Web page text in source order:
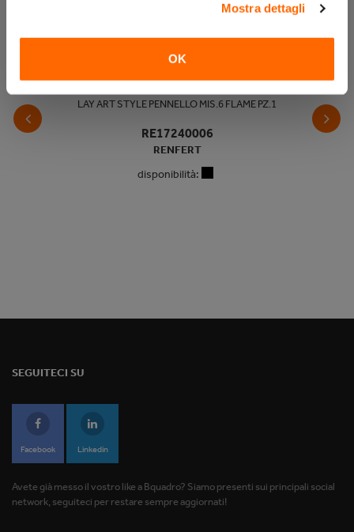
Mostra dettagli
OK
LAY ART STYLE PENNELLO MIS.6 FLAME PZ.1
RE17240006
RENFERT
disponibilità:
SEGUITECI SU
Facebook Linkedin
Avete già messo il vostro like a Bquadro? Siamo presenti sui principali social
network, seguiteci per restare sempre aggiornati!